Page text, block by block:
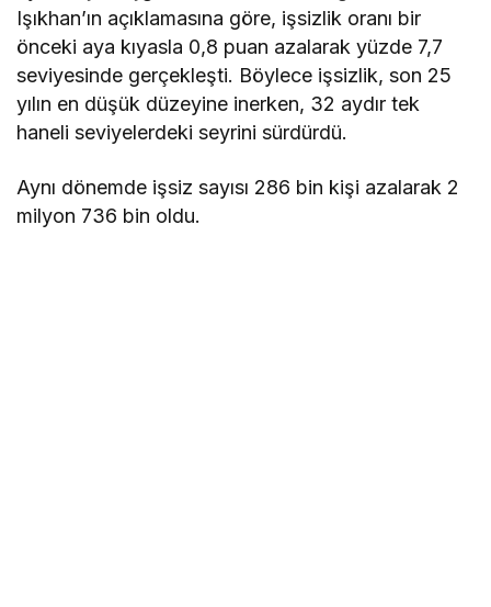
Işıkhan’ın açıklamasına göre, işsizlik oranı bir
önceki aya kıyasla 0,8 puan azalarak yüzde 7,7
seviyesinde gerçekleşti. Böylece işsizlik, son 25
yılın en düşük düzeyine inerken, 32 aydır tek
haneli seviyelerdeki seyrini sürdürdü.
Aynı dönemde işsiz sayısı 286 bin kişi azalarak 2
milyon 736 bin oldu.